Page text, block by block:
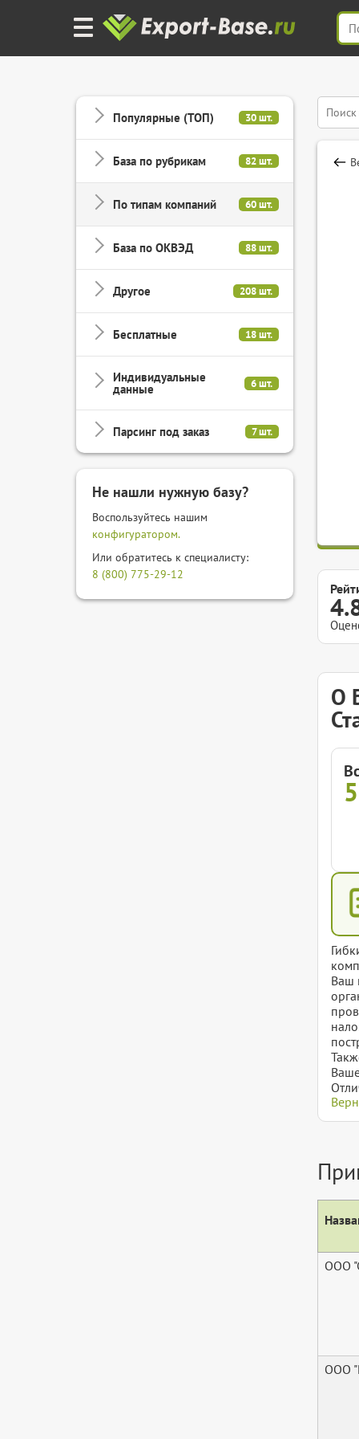
Популярные (ТОП) 30 шт.
База по рубрикам 82 шт.
По типам компаний 60 шт.
База по ОКВЭД 88 шт.
Другое 208 шт.
Бесплатные 18 шт.
Индивидуальные
данные 6 шт.
Парсинг под заказ 7 шт.
Не нашли нужную базу?
Воспользуйтесь нашим
конфигуратором.
Или обратитесь к специалисту:
8 (800) 775-29-12
О
Ваш
ООО
ООО